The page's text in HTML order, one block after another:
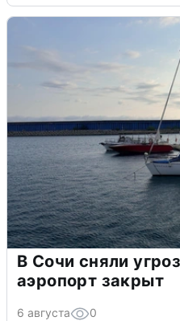
В Сочи сняли
аэропорт закрыт
6 августа 0